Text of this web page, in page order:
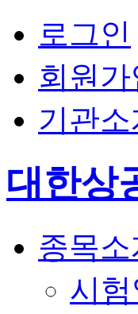
로그인
회원가
기관소
대한상
종목소
시험